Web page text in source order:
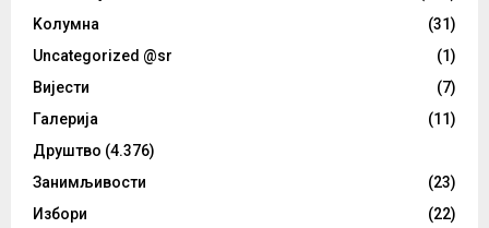
Kолумнa
(31)
Uncategorized @sr
(1)
Вијести
(7)
Галерија
(11)
Друштво (4.376)
Занимљивости
(23)
Избори
(22)